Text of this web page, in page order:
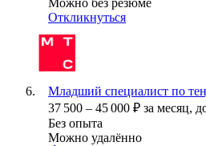
Можно без резюме
Откликнуться
Младший специалист по
37 500 – 45 000 ₽ за месяц,
Без опыта
Можно удалённо